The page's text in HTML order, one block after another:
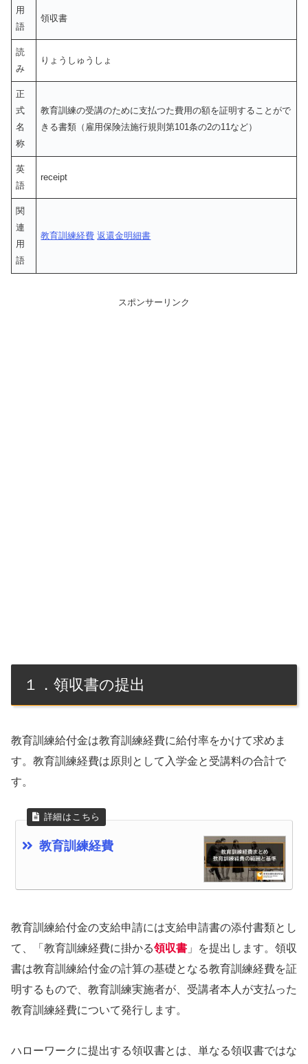
用
語
領収書
読
み
りょうしゅうしょ
正
式
名
称
教育訓練の受講のために支払つた費用の額を証明することがで
きる書類（雇用保険法施行規則第101条の2の11など）
英
語
receipt
関
連
用
語
教育訓練経費 返還金明細書
スポンサーリンク
１．領収書の提出
教育訓練給付金は教育訓練経費に給付率をかけて求めま
す。教育訓練経費は原則として入学金と受講料の合計で
す。
教育訓練経費
教育訓練給付金の支給申請には支給申請書の添付書類とし
て、「教育訓練経費に掛かる領収書 」を提出します。領収
書は教育訓練給付金の計算の基礎となる教育訓練経費を証
明するもので、教育訓練実施者が、受講者本人が支払った
教育訓練経費について発行します。
ハローワークに提出する領収書とは、単なる領収書ではな